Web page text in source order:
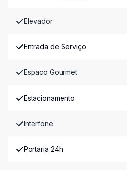
Elevador
Entrada de Serviço
Espaco Gourmet
Estacionamento
Interfone
Portaria 24h